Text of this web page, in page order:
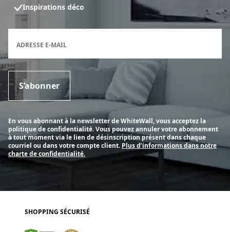
Inspirations déco
ADRESSE E-MAIL
S’abonner
En vous abonnant à la newsletter de WhiteWall, vous acceptez la
politique de confidentialité. Vous pouvez annuler votre abonnement
à tout moment via le lien de désinscription présent dans chaque
courriel ou dans votre compte client. Plus d’informations dans notre
charte de confidentialité.
SHOPPING SÉCURISÉ